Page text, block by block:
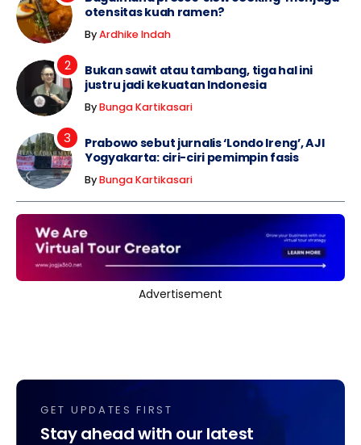
otensitas kuah ramen?
ByArdhike Indah
Bukan sawit atau tambang, tiga hal ini
justru jadi kekuatan Indonesia
ByBunga Kartikasari
Prabowo sebut jurnalis ‘Londo Ireng’, AJI
Yogyakarta: ciri-ciri pemimpin fasis
ByBunga Kartikasari
Advertisement
GET UPDATES FIRST
Stay ahead with our latest